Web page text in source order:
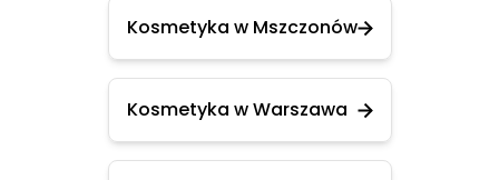
Kosmetyka w Mszczonów
Kosmetyka w Warszawa